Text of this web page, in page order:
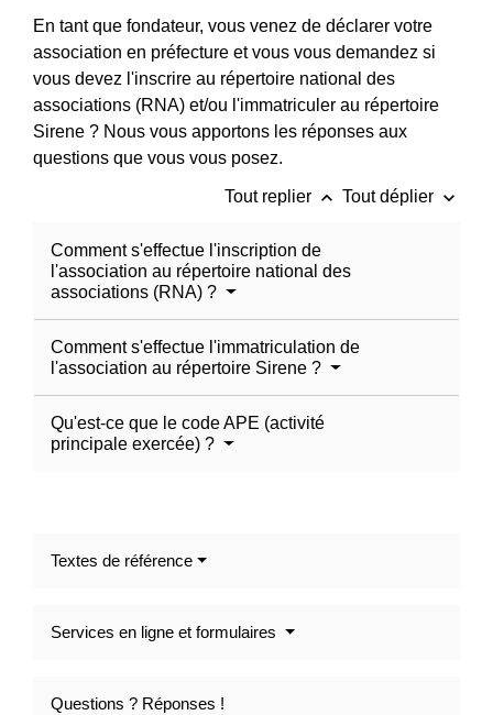
En tant que fondateur, vous venez de déclarer votre
association en préfecture et vous vous demandez si
vous devez l'inscrire au répertoire national des
associations (RNA) et/ou l'immatriculer au répertoire
Sirene ? Nous vous apportons les réponses aux
questions que vous vous posez.
Tout replier keyboard_arrow_up Tout déplier keyboard_arrow_down
Comment s'effectue l'inscription de
l'association au répertoire national des
associations (RNA) ?
Comment s'effectue l'immatriculation de
l'association au répertoire Sirene ?
Qu'est-ce que le code APE (activité
principale exercée) ?
Textes de référence
Services en ligne et formulaires
Questions ? Réponses !